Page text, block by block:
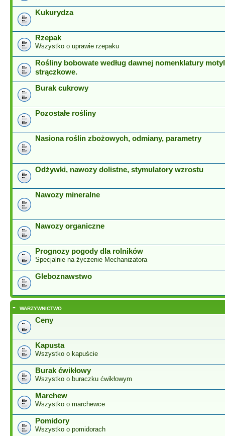
Kukurydza
Rzepak
Wszystko o uprawie rzepaku
Rośliny bobowate według dawnej nomenklatury
strączkowe.
Burak cukrowy
Pozostałe rośliny
Nasiona roślin zbożowych, odmiany, parametry
Odżywki, nawozy dolistne, stymulatory wzrostu
Nawozy mineralne
Nawozy organiczne
Prognozy pogody dla rolników
Specjalnie na życzenie Mechanizatora
Gleboznawstwo
- WARZYWNICTWO
Ceny
Kapusta
Wszystko o kapuście
Burak ćwikłowy
Wszystko o buraczku ćwikłowym
Marchew
Wszystko o marchewce
Pomidory
Wszystko o pomidorach